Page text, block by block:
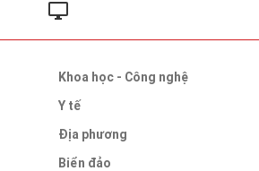
Khoa học - Công nghệ
Y tế
Địa phương
Biển đảo